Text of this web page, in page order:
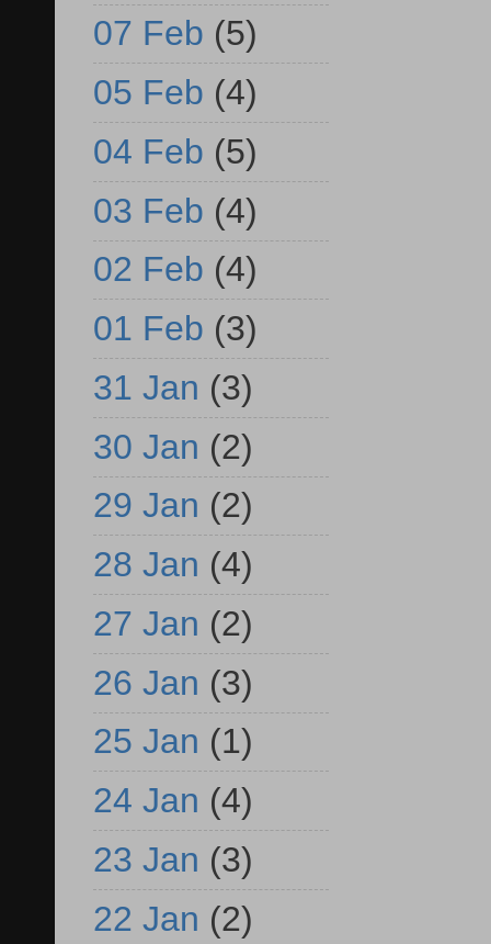
07 Feb (5)
05 Feb (4)
04 Feb (5)
03 Feb (4)
02 Feb (4)
01 Feb (3)
31 Jan (3)
30 Jan (2)
29 Jan (2)
28 Jan (4)
27 Jan (2)
26 Jan (3)
25 Jan (1)
24 Jan (4)
23 Jan (3)
22 Jan (2)